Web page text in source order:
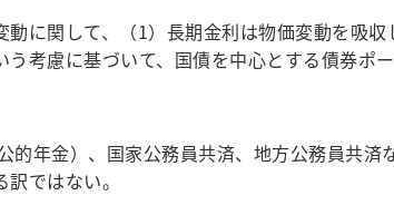
に関して、（1）長期金利は物価変動を吸
考慮に基づいて、国債を中心とする債券
年金）、国家公務員共済、地方公務員共
ではない。